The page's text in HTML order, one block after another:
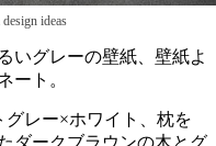
ideas
いグレーの壁紙、壁紙よ
ート。
レー×ホワイト、枕を
ダークブラウンの木とグ